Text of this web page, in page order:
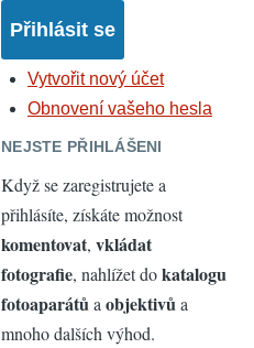
Vytvořit nový účet
Obnovení vašeho hesla
NEJSTE PŘIHLÁŠENI
Když se zaregistrujete a
přihlásíte, získáte možnost
komentovat, vkládat
fotografie, nahlížet dokatalogu
fotoaparátůa objektivůa
mnoho dalších výhod.